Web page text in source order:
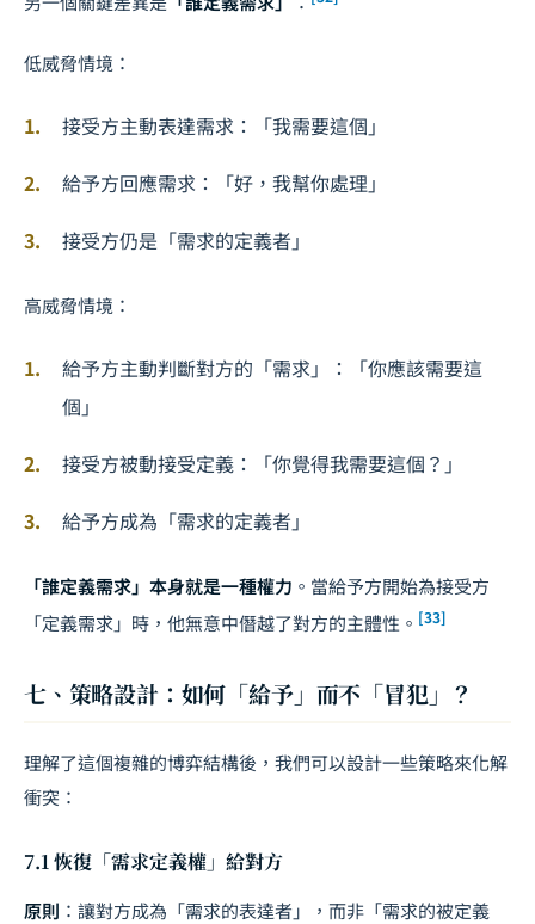
低威脅情境：
接受方主動表達需求：「我需要這個」
給予方回應需求：「好，我幫你處理」
接受方仍是「需求的定義者」
高威脅情境：
給予方主動判斷對方的「需求」：「你應該需要這
個」
接受方被動接受定義：「你覺得我需要這個？」
給予方成為「需求的定義者」
「誰定義需求」本身就是一種權力 。當給予方開始為接受方
「定義需求」時，他無意中僭越了對方的主體性。 [33]
七、策略設計：如何「給予」而不「冒犯」？
理解了這個複雜的博弈結構後，我們可以設計一些策略來化解
衝突：
7.1 恢復「需求定義權」給對方
原則 ：讓對方成為「需求的表達者」，而非「需求的被定義